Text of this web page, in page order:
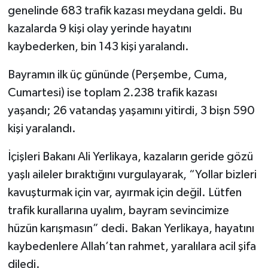
genelinde 683 trafik kazası meydana geldi. Bu
kazalarda 9 kişi olay yerinde hayatını
kaybederken, bin 143 kişi yaralandı.
Bayramın ilk üç gününde (Perşembe, Cuma,
Cumartesi) ise toplam 2.238 trafik kazası
yaşandı; 26 vatandaş yaşamını yitirdi, 3 bişn 590
kişi yaralandı.
İçişleri Bakanı Ali Yerlikaya, kazaların geride gözü
yaşlı aileler bıraktığını vurgulayarak, “Yollar bizleri
kavuşturmak için var, ayırmak için değil. Lütfen
trafik kurallarına uyalım, bayram sevincimize
hüzün karışmasın” dedi. Bakan Yerlikaya, hayatını
kaybedenlere Allah’tan rahmet, yaralılara acil şifa
diledi.